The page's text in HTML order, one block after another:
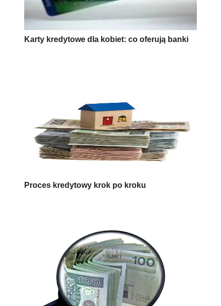
Karty kredytowe dla kobiet: co oferują banki
Proces kredytowy krok po kroku